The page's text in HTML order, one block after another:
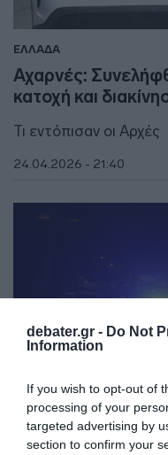
debater.gr - Do Not
Information
If you wish to opt-out of
processing of your
targeted advertising by
section to confirm your
ΕΛΛΑΔΑ
Αχαρνές:
κατοχή και
Τι εντόπισαν οι Αρχές
24.04.2026 - 21:40